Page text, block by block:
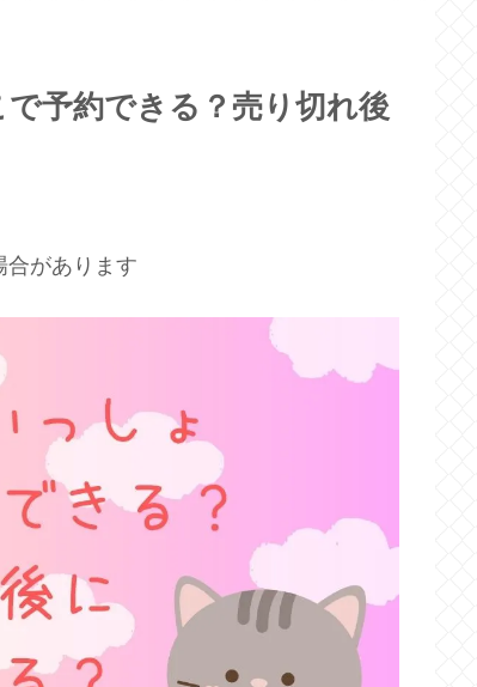
予約できる？売り切れ後
合があります